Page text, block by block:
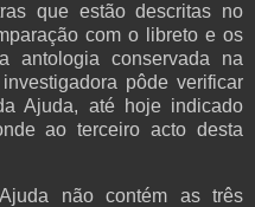
que estão descritas no
com o libreto e os
antologia conservada na
pôde verificar
Ajuda, até hoje indicado
ao terceiro acto desta
não contém as três